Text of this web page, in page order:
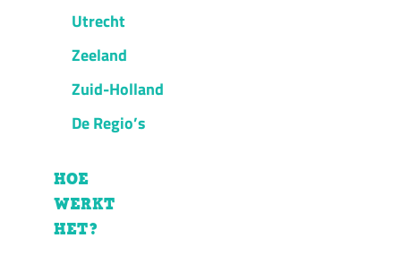
Utrecht
Zeeland
Zuid-Holland
De Regio’s
HOE
WERKT
HET?